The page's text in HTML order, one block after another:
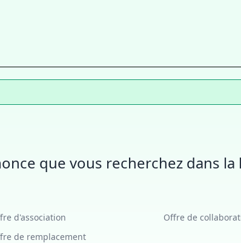
que vous recherchez dans la
d'association Offre de
de remplacement